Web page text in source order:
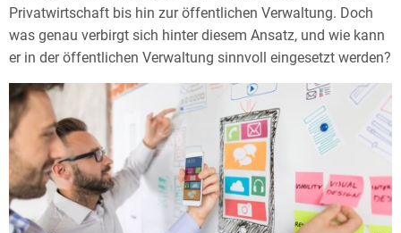
Privatwirtschaft bis hin zur öffentlichen Verwaltung. Doch
was genau verbirgt sich hinter diesem Ansatz, und wie kann
er in der öffentlichen Verwaltung sinnvoll eingesetzt werden?